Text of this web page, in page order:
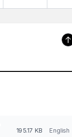
195.17 KB English